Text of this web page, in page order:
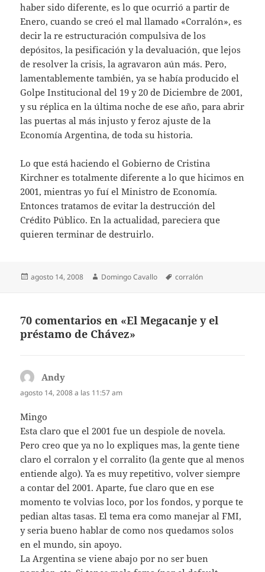
haber sido diferente, es lo que ocurrió a partir de
Enero, cuando se creó el mal llamado «Corralón», es
decir la re estructuración compulsiva de los
depósitos, la pesificación y la devaluación, que lejos
de resolver la crisis, la agravaron aún más. Pero,
lamentablemente también, ya se había producido el
Golpe Institucional del 19 y 20 de Diciembre de 2001,
y su réplica en la última noche de ese año, para abrir
las puertas al más injusto y feroz ajuste de la
Economía Argentina, de toda su historia.
Lo que está haciendo el Gobierno de Cristina
Kirchner es totalmente diferente a lo que hicimos en
2001, mientras yo fuí el Ministro de Economía.
Entonces tratamos de evitar la destrucción del
Crédito Público. En la actualidad, pareciera que
quieren terminar de destruirlo.
Publicado
agosto 14, 2008 Autor
Domingo Cavallo Etiquetas
corralón
70 comentarios en «El Megacanje y el
préstamo de Chávez»
Andy
agosto 14, 2008 a las 11:57 am
Mingo
Esta claro que el 2001 fue un despiole de novela.
Pero creo que ya no lo expliques mas, la gente tiene
claro el corralon y el corralito (la gente que al menos
entiende algo). Ya es muy repetitivo, volver siempre
a contar del 2001. Aparte, fue claro que en ese
momento te volvias loco, por los fondos, y porque te
pedian altas tasas. El tema era como manejar al FMI,
y seria bueno hablar de como nos quedamos solos
en el mundo, sin apoyo.
La Argentina se viene abajo por no ser buen